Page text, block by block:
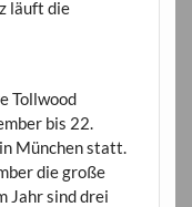
läuft die
Tollwood
bis 22.
München statt.
die große
Jahr sind drei